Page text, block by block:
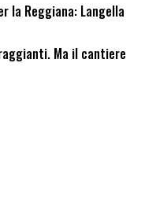
la Reggiana: Langella
Ma il cantiere